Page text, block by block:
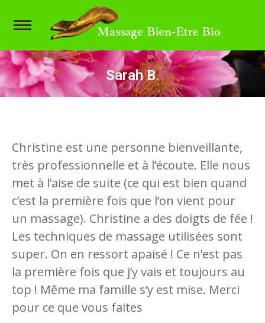
Sarah B.
Vous êtes ici :
Christine est une personne bienveillante,
très professionnelle et à l’écoute. Elle nous
met à l’aise de suite (ce qui est bien quand
c’est la première fois que l’on vient pour
un massage). Christine a des doigts de fée !
Les techniques de massage utilisées sont
super. On en ressort apaisé ! Ce n’est pas
la première fois que j’y vais et toujours au
top ! Même ma famille s’y est mise. Merci
pour ce que vous faites